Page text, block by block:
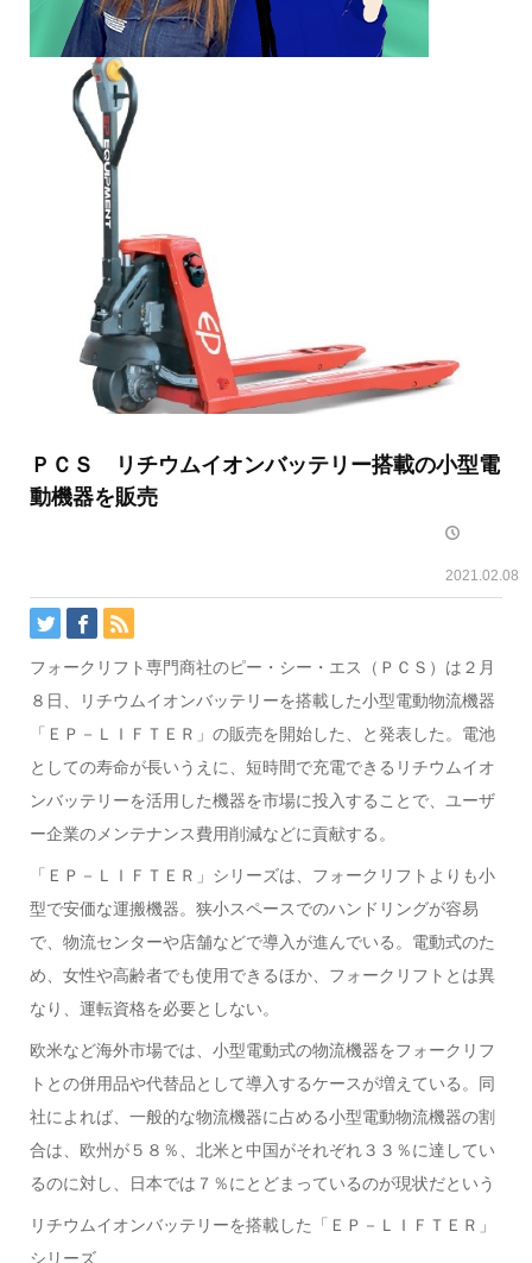
ＰＣＳ リチウムイオンバッテリー搭載の小型電
動機器を販売
2021.02.08
フォークリフト専門商社のピー・シー・エス（ＰＣＳ）は２月
８日、リチウムイオンバッテリーを搭載した小型電動物流機器
「ＥＰ－ＬＩＦＴＥＲ」の販売を開始した、と発表した。電池
としての寿命が長いうえに、短時間で充電できるリチウムイオ
ンバッテリーを活用した機器を市場に投入することで、ユーザ
ー企業のメンテナンス費用削減などに貢献する。
「ＥＰ－ＬＩＦＴＥＲ」シリーズは、フォークリフトよりも小
型で安価な運搬機器。狭小スペースでのハンドリングが容易
で、物流センターや店舗などで導入が進んでいる。電動式のた
め、女性や高齢者でも使用できるほか、フォークリフトとは異
なり、運転資格を必要としない。
欧米など海外市場では、小型電動式の物流機器をフォークリフ
トとの併用品や代替品として導入するケースが増えている。同
社によれば、一般的な物流機器に占める小型電動物流機器の割
合は、欧州が５８％、北米と中国がそれぞれ３３％に達してい
るのに対し、日本では７％にとどまっているのが現状だという
リチウムイオンバッテリーを搭載した「ＥＰ－ＬＩＦＴＥＲ」
シリーズ